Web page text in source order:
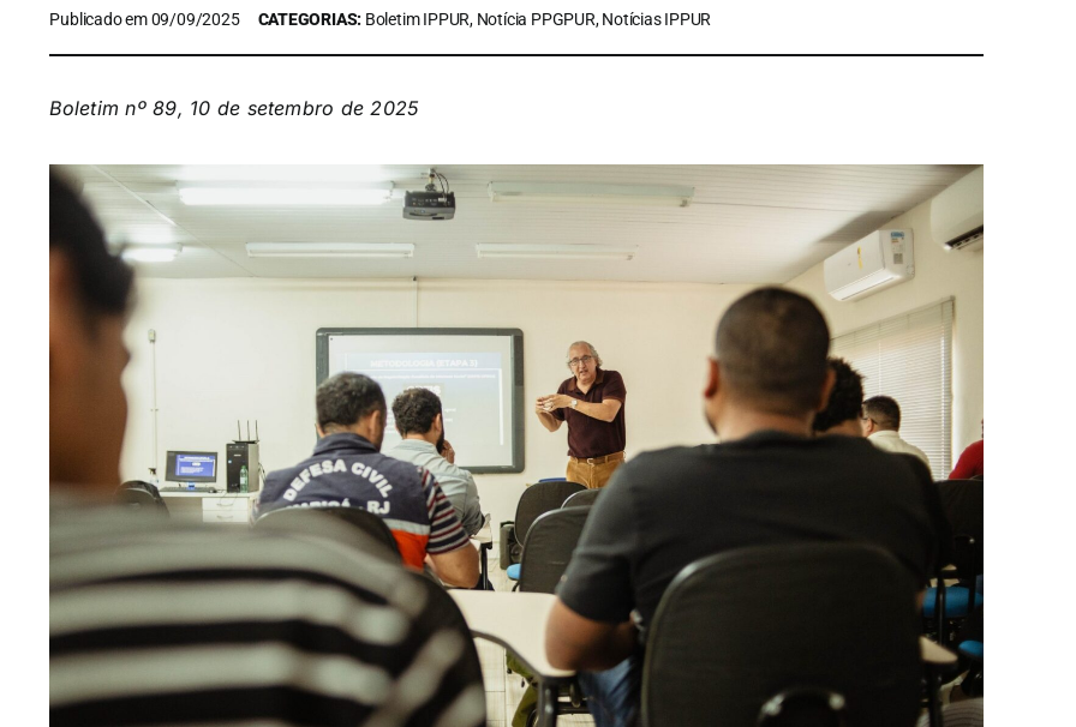
Publicado em 09/09/2025 CATEGORIAS: Boletim IPPUR, Notícia PPGPUR, Notícias IPPUR
Boletim nº 89, 10 de setembro de 2025